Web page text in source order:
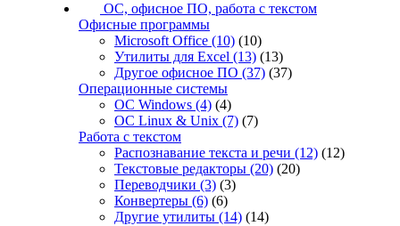
ОС, офисное ПО, работа с текстом
Офисные программы
Microsoft Office (10) (10)
Утилиты для Excel (13) (13)
Другое офисное ПО (37) (37)
Операционные системы
ОС Windows (4) (4)
ОС Linux & Unix (7) (7)
Работа с текстом
Распознавание текста и речи (12) (12)
Текстовые редакторы (20) (20)
Переводчики (3) (3)
Конвертеры (6) (6)
Другие утилиты (14) (14)